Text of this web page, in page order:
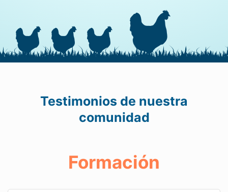
Testimonios de nuestra
comunidad
Formación